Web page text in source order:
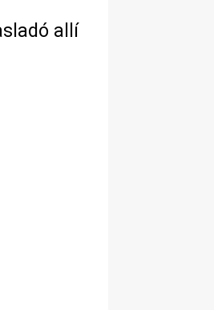
allí